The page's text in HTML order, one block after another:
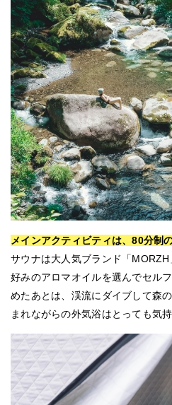
メインアクティビティは、80分制
サウナは大人気ブランド「
好みのアロマオイルを選んでセル
めたあとは、渓流にダイブして森
まれながらの外気浴はとっても気